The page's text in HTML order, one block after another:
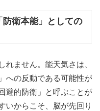
衛本能」としての
れません。能天気さは、
への反動である可能性が
避的防衛 」と呼ぶことが
いからこそ、脳が先回り